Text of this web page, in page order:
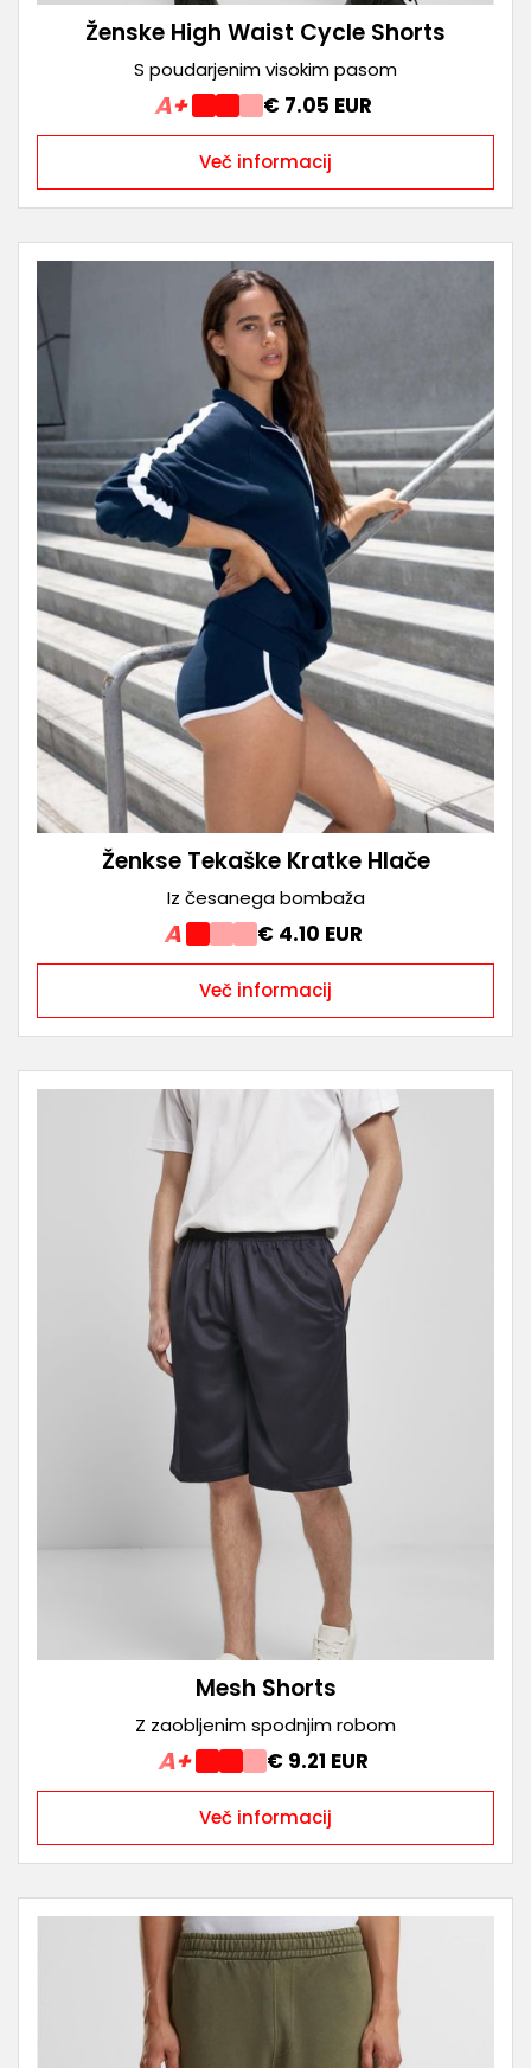
Ženske High Waist Cycle Shorts
S poudarjenim visokim pasom
A+ € 7.05 EUR
Več informacij
Ženkse Tekaške Kratke Hlače
Iz česanega bombaža
A € 4.10 EUR
Več informacij
Mesh Shorts
Z zaobljenim spodnjim robom
A+ € 9.21 EUR
Več informacij